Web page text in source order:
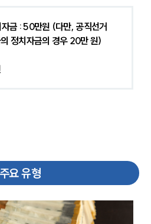
금 : 50만원 (다만, 공직선거
정치자금의 경우 20만 원)
요 유형